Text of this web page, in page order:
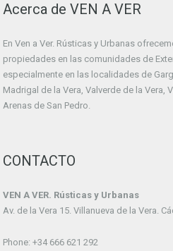
Acerca de VEN A VER
En Ven a Ver. Rústicas y Urbanas
propiedades en las comunidades de
especialmente en las localidades de
Madrigal de la Vera, Valverde de la Vera,
Arenas de San Pedro.
CONTACTO
VEN A VER. Rústicas y Urbanas
Av. de la Vera 15. Villanueva de la Vera.
Phone: +34 666 621 292